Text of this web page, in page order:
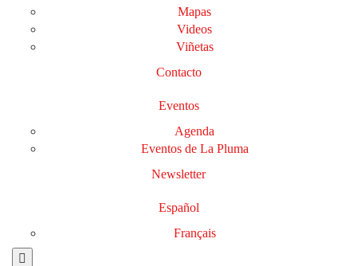
Mapas
Videos
Viñetas
Contacto
Eventos
Agenda
Eventos de La Pluma
Newsletter
Español
Français